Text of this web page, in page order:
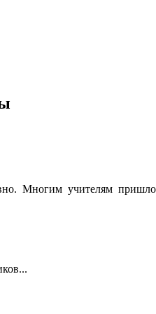
Многим учителям